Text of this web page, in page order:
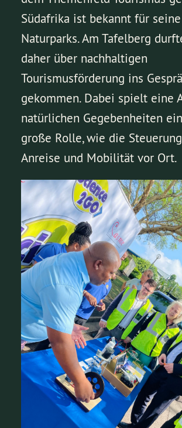
Südafrika ist bekannt für seine
Naturparks. Am Tafelberg
daher über nachhaltigen
Tourismusförderung ins
gekommen. Dabei spielt eine
natürlichen Gegebenheiten
große Rolle, wie die
Anreise und Mobilität vor Ort.